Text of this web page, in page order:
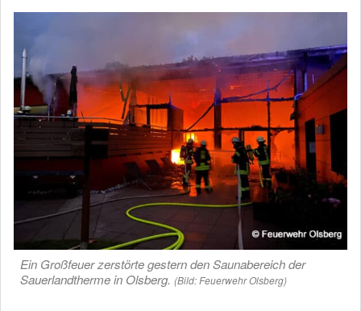
Ein Großfeuer zerstörte gestern den Saunabereich der
Sauerlandtherme in Olsberg. (Bild: Feuerwehr Olsberg)